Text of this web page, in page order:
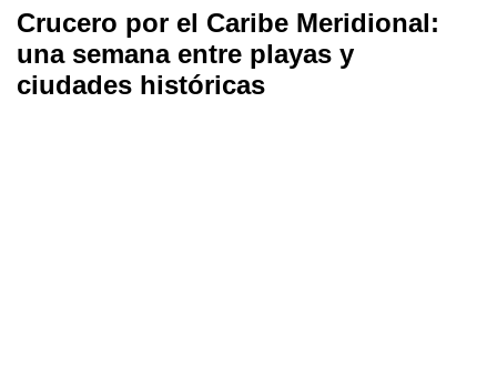
Crucero por el Caribe Meridional:
una semana entre playas y
ciudades históricas